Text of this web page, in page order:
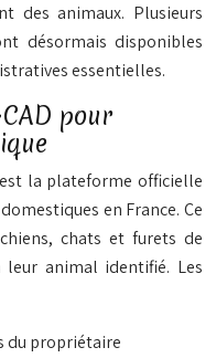
des animaux. Plusieurs
désormais disponibles
essentielles.
pour
la plateforme officielle
en France. Ce
chats et furets de
animal identifié. Les
du propriétaire